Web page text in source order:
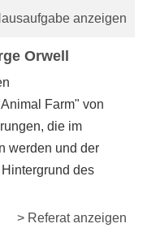
anzeigen
Orwell
Farm" von
die im
werden und der
des
> Referat anzeigen